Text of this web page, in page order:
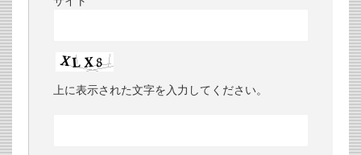
上に表示された文字を入力してください。